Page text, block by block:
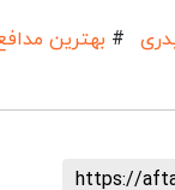
# بهترین
https://